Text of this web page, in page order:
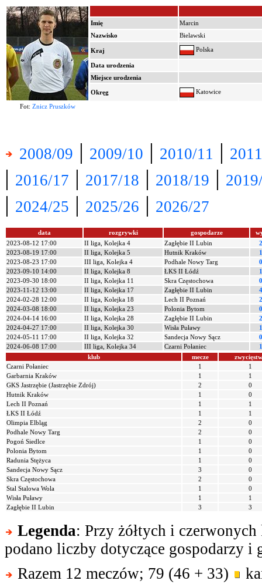
Imię
Marcin
Nazwisko
Bielawski
Kraj Polska
Data urodzenia
Miejsce urodzenia
Okręg Katowice
Fot: Znicz Pruszków
2008/09 | 2009/10 | 2010/11 |
| 2016/17 | 2017/18 | 2018/19 |
| 2024/25 | 2025/26 | 2026/27
data rozgrywki gospodarze
2023-08-12 17:00
II liga, Kolejka 4 Zagłębie II Lubin
2023-08-19 17:00
II liga, Kolejka 5 Hutnik Kraków
2023-08-23 17:00
III liga, Kolejka 4 Podhale Nowy Targ
2023-09-10 14:00
II liga, Kolejka 8 ŁKS II Łódź
2023-09-30 18:00
II liga, Kolejka 11 Skra Częstochowa
2023-11-12 13:00
II liga, Kolejka 17 Zagłębie II Lubin
2024-02-28 12:00
II liga, Kolejka 18 Lech II Poznań
2024-03-08 18:00
II liga, Kolejka 23 Polonia Bytom
2024-04-14 16:00
II liga, Kolejka 28 Zagłębie II Lubin
2024-04-27 17:00
II liga, Kolejka 30 Wisła Puławy
2024-05-11 17:00
II liga, Kolejka 32 Sandecja Nowy Sącz
2024-06-08 17:00
III liga, Kolejka 34 Czarni Połaniec
klub
mecze
Czarni Połaniec
1
1
Garbarnia Kraków
1
1
GKS Jastrzębie (Jastrzębie Zdrój)
2
0
Hutnik Kraków
1
0
Lech II Poznań
1
1
ŁKS II Łódź
1
1
Olimpia Elbląg
2
0
Podhale Nowy Targ
2
0
Pogoń Siedlce
1
0
Polonia Bytom
1
0
Radunia Stężyca
1
0
Sandecja Nowy Sącz
3
0
Skra Częstochowa
2
0
Stal Stalowa Wola
1
0
Wisła Puławy
1
1
Zagłębie II Lubin
3 3
Legenda: Przy żółtych i
podano liczby dotyczące gospodarzy i
Razem 12 meczów; 79 (46 + 33)